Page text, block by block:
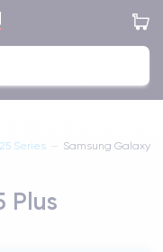
Series —
Samsung Galaxy
Plus